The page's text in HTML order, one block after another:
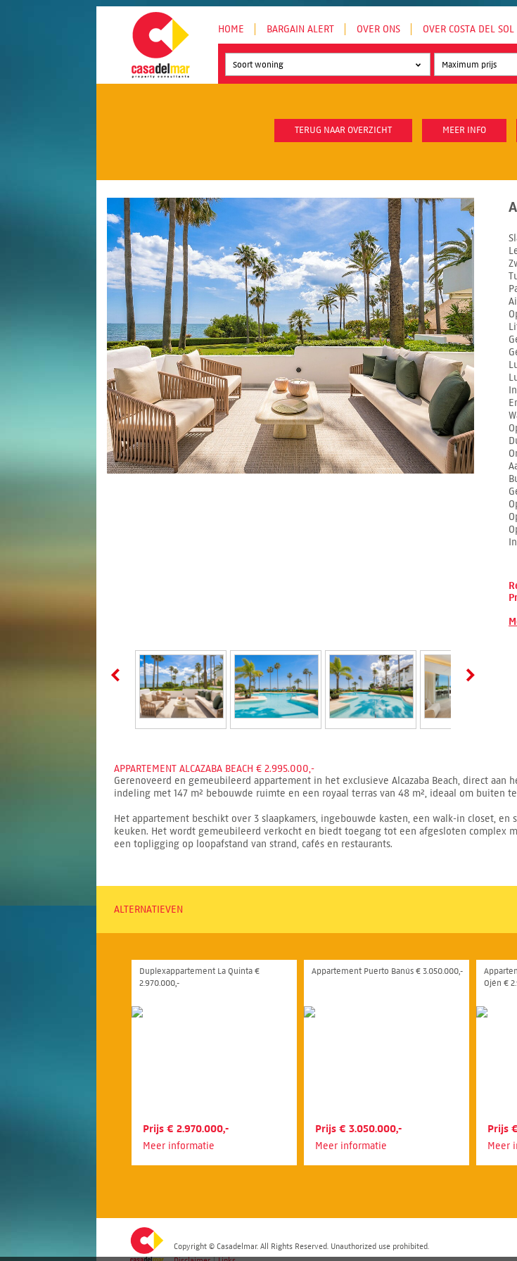
HOME BARGAIN ALERT OVER ONS OVER COSTA DEL SOL
Soort woning
TERUG NAAR OVERZICHT MEER INFO
APPARTEMENT ALCAZABA BEACH € 2.995.000,-
Gerenoveerd en gemeubileerd appartement in het exclusieve Alcazaba Beach, direct
indeling met 147 m² bebouwde ruimte en een royaal terras van 48 m², ideaal om buiten
Het appartement beschikt over 3 slaapkamers, ingebouwde kasten, een walk-in closet,
keuken. Het wordt gemeubileerd verkocht en biedt toegang tot een afgesloten complex
een topligging op loopafstand van strand, cafés en restaurants.
ALTERNATIEVEN
Duplexappartement La Quinta €
2.970.000,-
Prijs € 2.970.000,-
Meer informatie
Appartement Puerto Banús € 3.050.000,-
Prijs € 3.050.000,-
Meer informatie
Ojén €
Prijs
Meer
Copyright © Casadelmar. All Rights Reserved. Unauthorized use prohibited.